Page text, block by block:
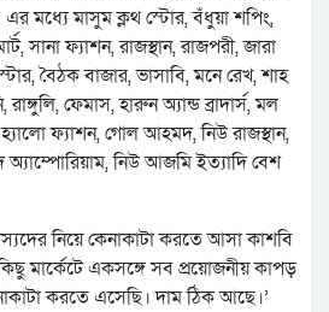
এর মধ্যে মাসুম ক্লথ স্টোর, বঁধুয়া শপিং,
সানা ফ্যাশন, রাজস্থান, রাজপরী, জারা
বৈঠক বাজার, ভাসাবি, মনে রেখ, শাহ
ফেমাস, হারুন অ্যান্ড ব্রাদার্স, মল
হ্যালো ফ্যাশন, গোল আহমদ, নিউ রাজস্থান,
নিউ আজমি ইত্যাদি বেশ
নিয়ে কেনাকাটা করতে আসা কাশবি
মার্কেটে একসঙ্গে সব প্রয়োজনীয় কাপড়
করতে এসেছি। দাম ঠিক আছে।’